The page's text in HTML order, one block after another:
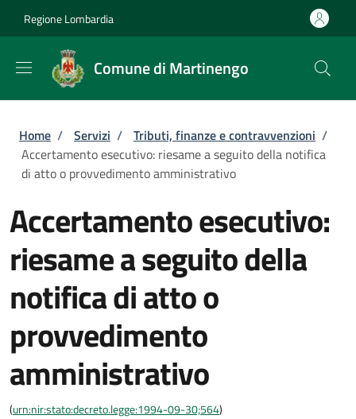
Regione Lombardia
Comune di Martinengo
Briciole di pane
Home / Servizi / Tributi, finanze e contravvenzioni /
Accertamento esecutivo: riesame a seguito della notifica
di atto o provvedimento amministrativo
Accertamento esecutivo:
riesame a seguito della
notifica di atto o
provvedimento
amministrativo
(urn:nir:stato:decreto.legge:1994-09-30;564)